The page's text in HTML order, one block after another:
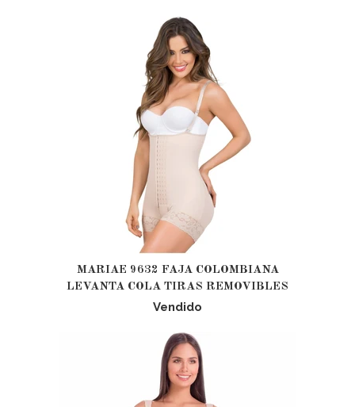
MARIAE 9632 FAJA COLOMBIANA
LEVANTA COLA TIRAS REMOVIBLES
Vendido